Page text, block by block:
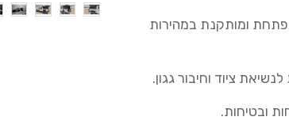
ומותקנת במהירות
ציוד וחיבור גגון.
ובטיחות.